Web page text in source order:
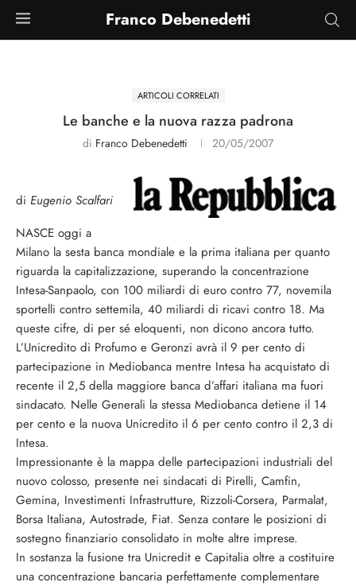
Franco Debenedetti
ARTICOLI CORRELATI
Le banche e la nuova razza padrona
di Franco Debenedetti 20/05/2007
di Eugenio Scalfari
NASCE oggi a
Milano la sesta banca mondiale e la prima italiana per quanto
riguarda la capitalizzazione, superando la concentrazione
Intesa-Sanpaolo, con 100 miliardi di euro contro 77, novemila
sportelli contro settemila, 40 miliardi di ricavi contro 18. Ma
queste cifre, di per sé eloquenti, non dicono ancora tutto.
L’Unicredito di Profumo e Geronzi avrà il 9 per cento di
partecipazione in Mediobanca mentre Intesa ha acquistato di
recente il 2,5 della maggiore banca d’affari italiana ma fuori
sindacato. Nelle Generali la stessa Mediobanca detiene il 14
per cento e la nuova Unicredito il 6 per cento contro il 2,3 di
Intesa.
Impressionante è la mappa delle partecipazioni industriali del
nuovo colosso, presente nei sindacati di Pirelli, Camfin,
Gemina, Investimenti Infrastrutture, Rizzoli-Corsera, Parmalat,
Borsa Italiana, Autostrade, Fiat. Senza contare le posizioni di
sostegno finanziario consolidato in molte altre imprese.
In sostanza la fusione tra Unicredit e Capitalia oltre a costituire
una concentrazione bancaria perfettamente complementare